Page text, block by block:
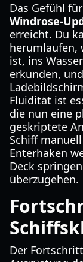
Das Gefühl
Windrose-
erreicht. Du
herumlaufen,
ist, ins
erkunden,
Fluidität ist
die nun eine
geskriptete
Schiff
Enterhaken
Deck
überzugehen.
Der